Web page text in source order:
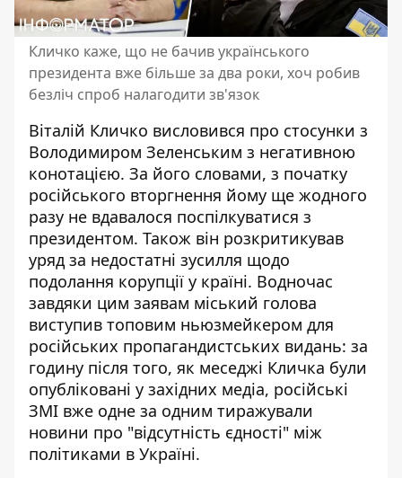
Кличко каже, що не бачив українського
президента вже більше за два роки, хоч робив
безліч спроб налагодити зв'язок
Віталій Кличко висловився про стосунки з
Володимиром Зеленським з негативною
конотацією. За його словами, з початку
російського вторгнення йому ще жодного
разу не вдавалося поспілкуватися з
президентом. Також він розкритикував
уряд за недостатні зусилля щодо
подолання корупції у країні. Водночас
завдяки цим заявам міський голова
виступив топовим ньюзмейкером для
російських пропагандистських видань: за
годину після того, як меседжі Кличка були
опубліковані у західних медіа, російські
ЗМІ вже одне за одним тиражували
новини про "відсутність єдності" між
політиками в Україні.